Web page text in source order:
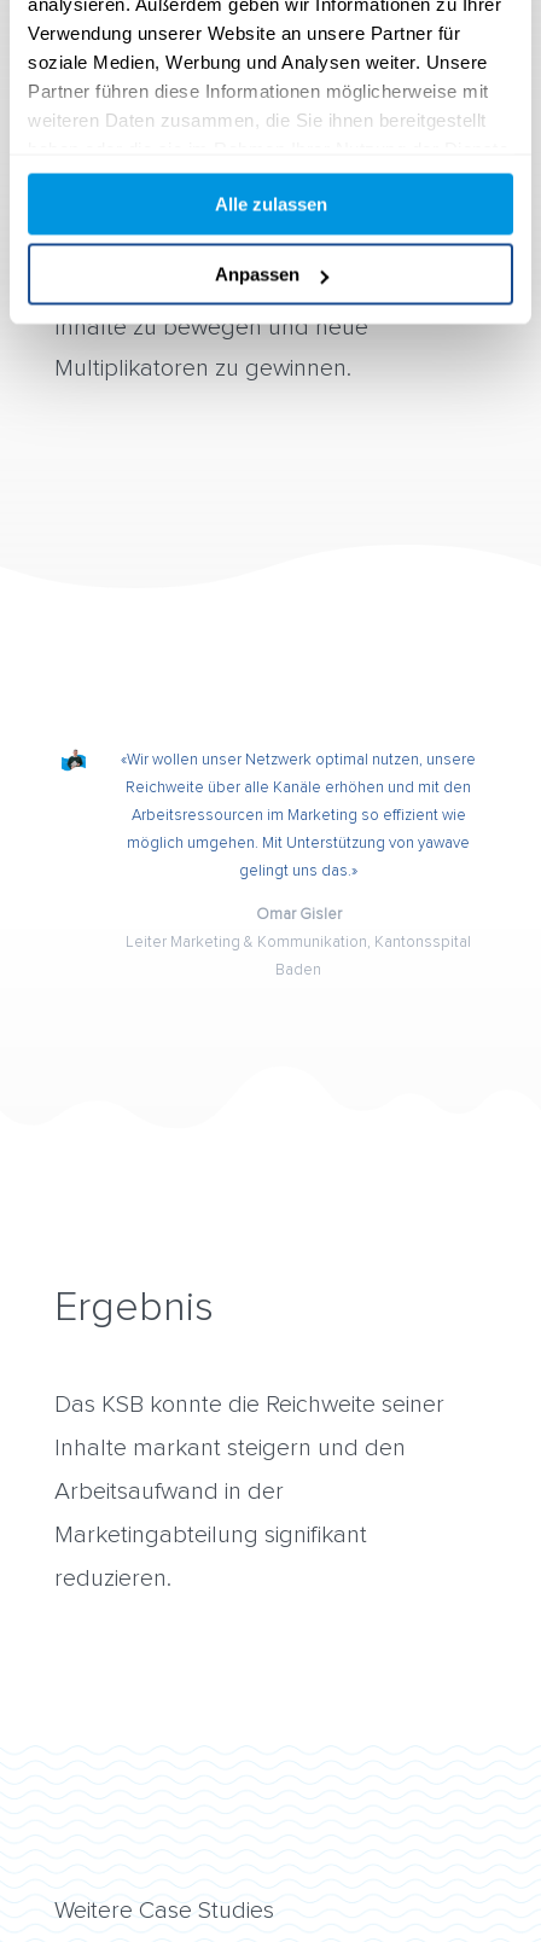
Verwendung unserer Website an unsere Partner für
soziale Medien, Werbung und Analysen weiter. Unsere
Partner führen diese Informationen möglicherweise mit
weiteren Daten zusammen, die Sie ihnen bereitgestellt
gesammelt haben.
Alle zulassen
Anpassen
Templates, Personalisierung und
Automatisierung erstellt.
Das KSB nutzt das yawave Share Tool,
um sein Netzwerk aus Mitarbeitern,
Partnern und Patienten zum Teilen der
Inhalte zu bewegen und neue
Multiplikatoren zu gewinnen.
«Wir wollen unser Netzwerk optimal nutzen, unsere
Reichweite über alle Kanäle erhöhen und mit den
Arbeitsressourcen im Marketing so effizient wie
möglich umgehen. Mit Unterstützung von yawave
gelingt uns das.»
Omar Gisler
Leiter Marketing & Kommunikation, Kantonsspital
Baden
Ergebnis
Das KSB konnte die Reichweite seiner
Inhalte markant steigern und den
Arbeitsaufwand in der
Marketingabteilung signifikant
reduzieren.
Weitere Case Studies